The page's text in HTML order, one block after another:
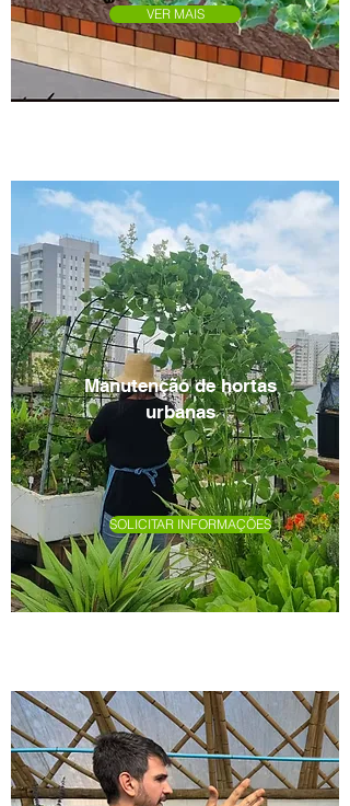
VER MAIS
Manutenção de hortas
urbanas
SOLICITAR INFORMAÇÕES